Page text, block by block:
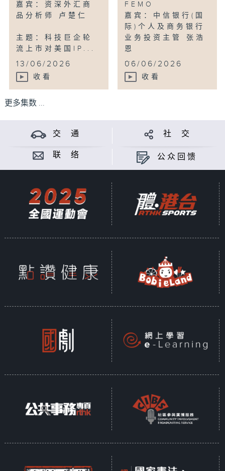
嘉宾：资深外汇商
品分析师 卢楚仁
主题：科技巨企轮
流上市对美国IP...
13/06/2026
收看
FEMO
嘉宾：中信银行(国
际)个人及商务银行
业务投资主管 张浩
恩
...
06/06/2026
收看
更多集数 ...
交 通 社 交
联 络 公众回馈